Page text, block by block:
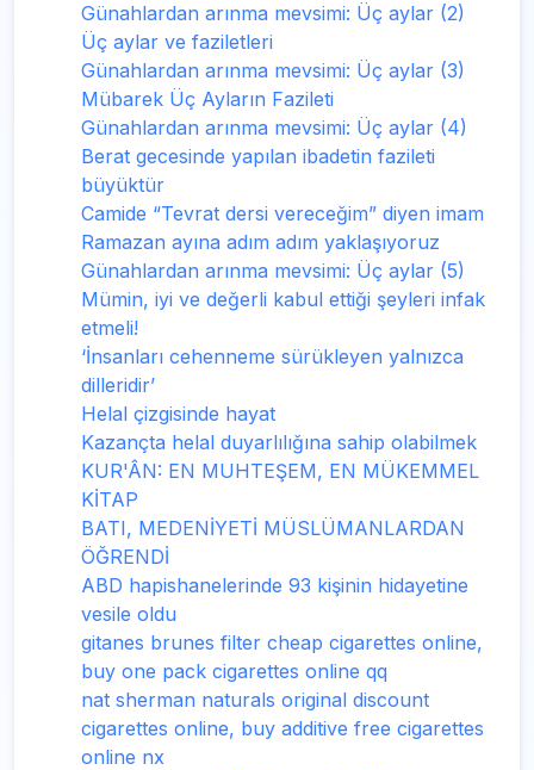
Günahlardan arınma mevsimi: Üç aylar (2)
Üç aylar ve faziletleri
Günahlardan arınma mevsimi: Üç aylar (3)
Mübarek Üç Ayların Fazileti
Günahlardan arınma mevsimi: Üç aylar (4)
Berat gecesinde yapılan ibadetin fazileti
büyüktür
Camide “Tevrat dersi vereceğim” diyen imam
Ramazan ayına adım adım yaklaşıyoruz
Günahlardan arınma mevsimi: Üç aylar (5)
Mümin, iyi ve değerli kabul ettiği şeyleri infak
etmeli!
‘İnsanları cehenneme sürükleyen yalnızca
dilleridir’
Helal çizgisinde hayat
Kazançta helal duyarlılığına sahip olabilmek
KUR'ÂN: EN MUHTEŞEM, EN MÜKEMMEL
KİTAP
BATI, MEDENİYETİ MÜSLÜMANLARDAN
ÖĞRENDİ
ABD hapishanelerinde 93 kişinin hidayetine
vesile oldu
gitanes brunes filter cheap cigarettes online,
buy one pack cigarettes online qq
nat sherman naturals original discount
cigarettes online, buy additive free cigarettes
online nx